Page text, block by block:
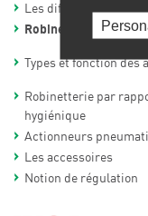
Les différents codes
Robinetterie
Types et fonction des
Robinetterie par
hygiénique
Actionneurs
Les accessoires
Notion de régulation